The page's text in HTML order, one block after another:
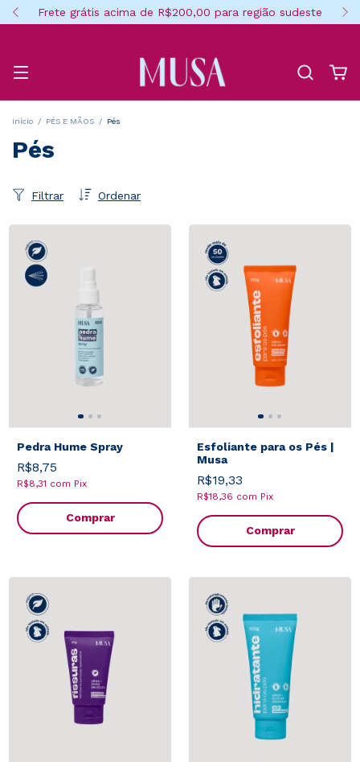
Frete grátis acima de R$200,00 para região sudeste
Início / PÉS E MÃOS / Pés
Pés
Ordenar
Filtrar
Pedra Hume Spray
R$8,75
R$8,31 com Pix
Comprar
Esfoliante para os Pés |
Musa
R$19,33
R$18,36 com Pix
Comprar